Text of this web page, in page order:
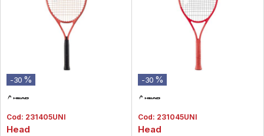
-30 %
Cod: 231405UNI
Head
-30 %
Cod: 231045UNI
Head